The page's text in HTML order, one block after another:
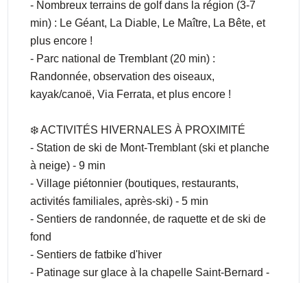
- Nombreux terrains de golf dans la région (3-7
min) : Le Géant, La Diable, Le Maître, La Bête, et
plus encore !
- Parc national de Tremblant (20 min) :
Randonnée, observation des oiseaux,
kayak/canoë, Via Ferrata, et plus encore !
❄️ ACTIVITÉS HIVERNALES À PROXIMITÉ
- Station de ski de Mont-Tremblant (ski et planche
à neige) - 9 min
- Village piétonnier (boutiques, restaurants,
activités familiales, après-ski) - 5 min
- Sentiers de randonnée, de raquette et de ski de
fond
- Sentiers de fatbike d'hiver
- Patinage sur glace à la chapelle Saint-Bernard -